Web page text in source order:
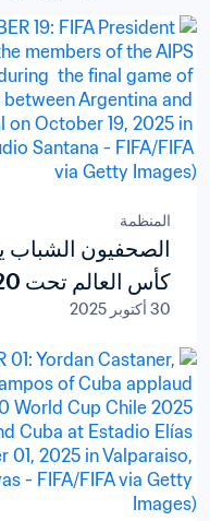
المنظمة
الصحفيون الشباب
كأس العالم تحت 20 سنة تشيلي 2025 FIFA™
30 أكتوبر 2025